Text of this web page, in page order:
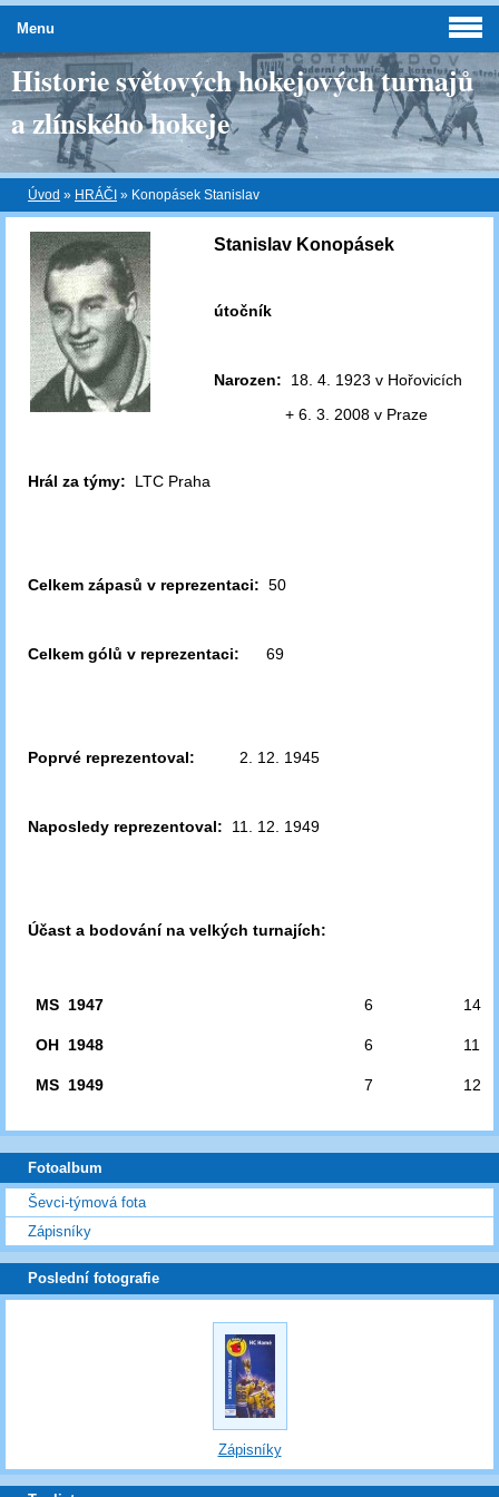
Historie světových hokejových turnajů
a zlínského hokeje
Úvod » HRÁČI » Konopásek Stanislav
Stanislav Konopásek
útočník
Narozen: 18. 4. 1923 v Hořovicích
+ 6. 3. 2008 v Praze
Hrál za týmy: LTC Praha
Celkem zápasů v reprezentaci: 50
Celkem gólů v reprezentaci: 69
Poprvé reprezentoval: 2. 12. 1945
Naposledy reprezentoval: 11. 12. 1949
Účast a bodování na velkých turnajích:
MS 1947 6 14
OH 1948 6 11
MS 1949 7 12
Menu
Fotoalbum
Ševci-týmová fota
Zápisníky
Poslední fotografie
Zápisníky